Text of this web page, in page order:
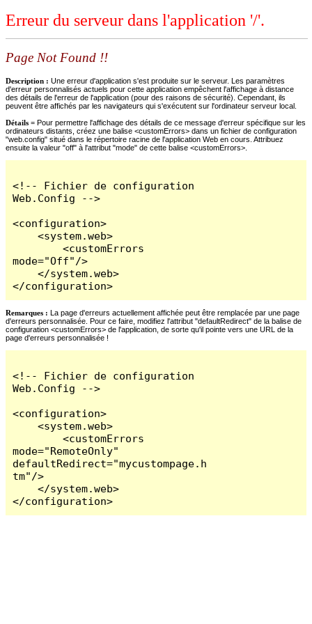
Erreur du serveur dans l'application '/'.
Page Not Found !!
Description : Une erreur d'application s'est produite sur le serveur. Les paramètres
d'erreur personnalisés actuels pour cette application empêchent l'affichage à distance
des détails de l'erreur de l'application (pour des raisons de sécurité). Cependant, ils
peuvent être affichés par les navigateurs qui s'exécutent sur l'ordinateur serveur local.
Détails = Pour permettre l'affichage des détails de ce message d'erreur spécifique sur les
ordinateurs distants, créez une balise <customErrors> dans un fichier de configuration
"web.config" situé dans le répertoire racine de l'application Web en cours. Attribuez
ensuite la valeur "off" à l'attribut "mode" de cette balise <customErrors>.
<!-- Fichier de configuration
Web.Config -->
<configuration>
    <system.web>
        <customErrors
mode="Off"/>
    </system.web>
</configuration>
Remarques : La page d'erreurs actuellement affichée peut être remplacée par une page
d'erreurs personnalisée. Pour ce faire, modifiez l'attribut "defaultRedirect" de la balise de
configuration <customErrors> de l'application, de sorte qu'il pointe vers une URL de la
page d'erreurs personnalisée !
<!-- Fichier de configuration
Web.Config -->
<configuration>
    <system.web>
        <customErrors
mode="RemoteOnly"
defaultRedirect="mycustompage.h
tm"/>
    </system.web>
</configuration>